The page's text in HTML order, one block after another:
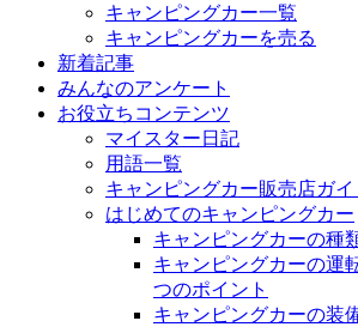
キャンピングカー一覧
キャンピングカーを売る
新着記事
みんなのアンケート
お役立ちコンテンツ
マイスター日記
用語一覧
キャンピングカー販売店ガイ
はじめてのキャンピングカー
キャンピングカーの種
キャンピングカーの運
つのポイント
キャンピングカーの装